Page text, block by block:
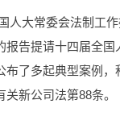
人大常委会法制工
报告提请十四届全国
布了多起典型案例，
新公司法第88条。